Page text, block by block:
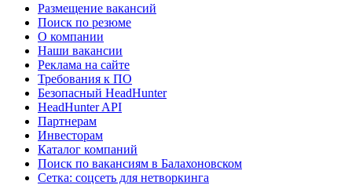
Размещение вакансий
Поиск по резюме
О компании
Наши вакансии
Реклама на сайте
Требования к ПО
Безопасный HeadHunter
HeadHunter API
Партнерам
Инвесторам
Каталог компаний
Поиск по вакансиям в Балахоновском
Сетка: соцсеть для нетворкинга